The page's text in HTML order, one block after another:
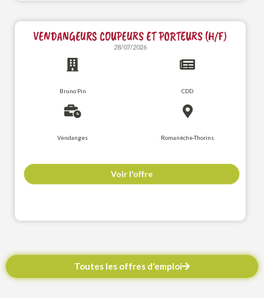
VENDANGEURS COUPEURS ET PORTEURS (H/F)
28/07/2026
Bruno Pin CDD
Vendanges Romanèche-Thorins
Voir l'offre
Toutes les offres d'emploi